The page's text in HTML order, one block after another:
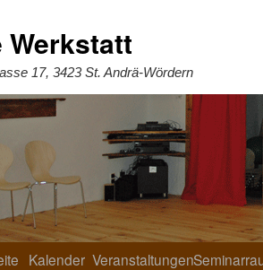
Werkstatt
17, 3423 St. Andrä-Wördern
Kalender Veranstaltungen